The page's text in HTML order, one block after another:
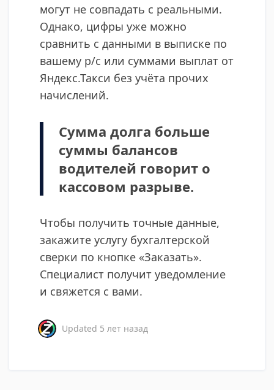
могут не совпадать с реальными.
Однако, цифры уже можно
сравнить с данными в выписке по
вашему р/c или суммами выплат от
Яндекс.Такси без учёта прочих
начислений.
Сумма долга больше
суммы балансов
водителей говорит о
кассовом разрыве.
Чтобы получить точные данные,
закажите услугу бухгалтерской
сверки по кнопке «Заказать».
Специалист получит уведомление
и свяжется с вами.
Updated 5 лет назад